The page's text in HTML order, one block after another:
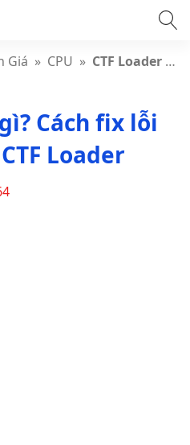
Giá » CPU » CTF Loader là gì? Cách fix lỗi liên quan đến CTF Loader
Cách fix lỗi
Loader